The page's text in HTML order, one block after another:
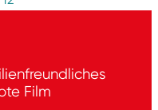
Film